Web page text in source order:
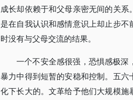
成长却依赖于和父母亲密无间的关
是在自我认识和感情意识上却止步
时没有与父母交流的结果。
一个不安全感很强，恐惧感极
暴力中得到短暂的安稳和控制。五
化下长大的。文革给予他们大规模